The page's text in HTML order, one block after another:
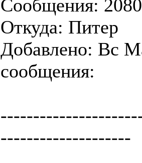
Сообщения: 2080
Откуда: Питер
Добавлено: Вс
сообщения:
--------------------